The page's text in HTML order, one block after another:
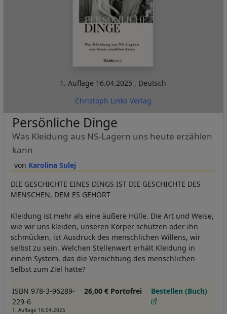
1. Auflage 16.04.2025 , Deutsch
Christoph Links Verlag
Karolina Sulej
Persönliche Dinge
Was Kleidung aus NS-Lagern uns heute erzählen
kann
DIE GESCHICHTE EINES DINGS IST DIE GESCHICHTE DES
MENSCHEN, DEM ES GEHÖRT
Kleidung ist mehr als eine äußere Hülle. Die Art und Weise,
wie wir uns kleiden, unseren Körper schützen oder ihn
schmücken, ist Ausdruck des menschlichen Willens, wir
selbst zu sein. Welchen Stellenwert erhält Kleidung in
einem System, das die Vernichtung des menschlichen
Selbst zum Ziel hatte?
ISBN 978-3-96289-
229-6
1. Auflage 16.04.2025
26,00 € Portofrei Bestellen (Buch)